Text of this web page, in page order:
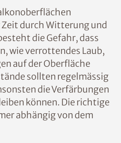
durch Witterung und
die Gefahr, dass
wie verrottendes Laub,
auf der Oberfläche
sollten regelmässig
die Verfärbungen
können. Die richtige
abhängig von dem